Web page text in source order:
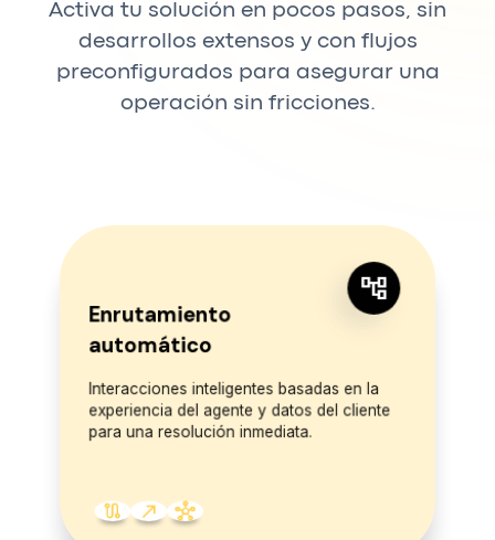
Activa tu solución en pocos pasos, sin
desarrollos extensos y con flujos
preconfigurados para asegurar una
operación sin fricciones.
account_tree
Enrutamiento
automático
Interacciones inteligentes basadas en la
experiencia del agente y datos del cliente
para una resolución inmediata.
route call_made hub